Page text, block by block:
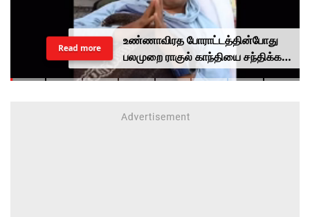
உண்ணாவிரத போராட்டத்தின்போது
பலமுறை ராகுல் காந்தியை சந்திக்க
முயன்றாரா சோனம் வாங்சுக்
Read more